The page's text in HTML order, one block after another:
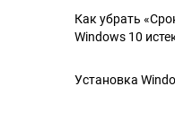
Как убрать
Windows 10
Установка